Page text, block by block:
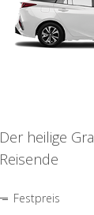
Der heilige
Reisende
Festpreis